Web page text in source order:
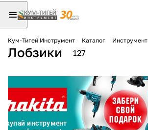
Кум-Тигей Инструмент Каталог Инструмент
Лобзики 127
Для клиентов всех банков
Разбейте
оплату на части
без переплат